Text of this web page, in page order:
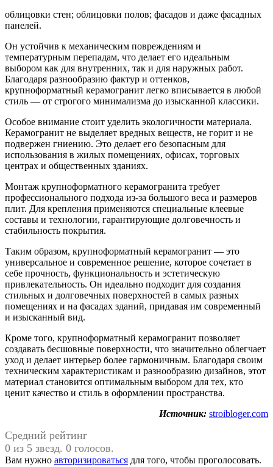
облицовки стен; облицовки полов; фасадов и даже фасадных
панелей.
Он устойчив к механическим повреждениям и
температурным перепадам, что делает его идеальным
выбором как для внутренних, так и для наружных работ.
Благодаря разнообразию фактур и оттенков,
крупноформатный керамогранит легко вписывается в любой
стиль — от строгого минимализма до изысканной классики.
Особое внимание стоит уделить экологичности материала.
Керамогранит не выделяет вредных веществ, не горит и не
подвержен гниению. Это делает его безопасным для
использования в жилых помещениях, офисах, торговых
центрах и общественных зданиях.
Монтаж крупноформатного керамогранита требует
профессионального подхода из-за большого веса и размеров
плит. Для крепления применяются специальные клеевые
составы и технологии, гарантирующие долговечность и
стабильность покрытия.
Таким образом, крупноформатный керамогранит — это
универсальное и современное решение, которое сочетает в
себе прочность, функциональность и эстетическую
привлекательность. Он идеально подходит для создания
стильных и долговечных поверхностей в самых разных
помещениях и на фасадах зданий, придавая им современный
и изысканный вид.
Кроме того, крупноформатный керамогранит позволяет
создавать бесшовные поверхности, что значительно облегчает
уход и делает интерьер более гармоничным. Благодаря своим
техническим характеристикам и разнообразию дизайнов, этот
материал становится оптимальным выбором для тех, кто
ценит качество и стиль в оформлении пространства.
Источник: stroibloger.com
Средний рейтинг
0 из 5 звезд. 0 голосов.
Вам нужно авторизироваться для того, чтобы проголосовать.